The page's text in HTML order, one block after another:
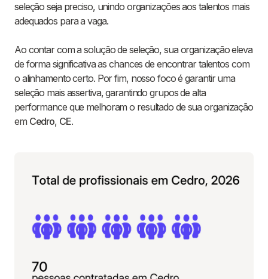
seleção seja preciso, unindo organizações aos talentos mais
adequados para a vaga.
Ao contar com a solução de seleção, sua organização eleva
de forma significativa as chances de encontrar talentos com
o alinhamento certo. Por fim, nosso foco é garantir uma
seleção mais assertiva, garantindo grupos de alta
performance que melhoram o resultado de sua organização
em Cedro, CE.